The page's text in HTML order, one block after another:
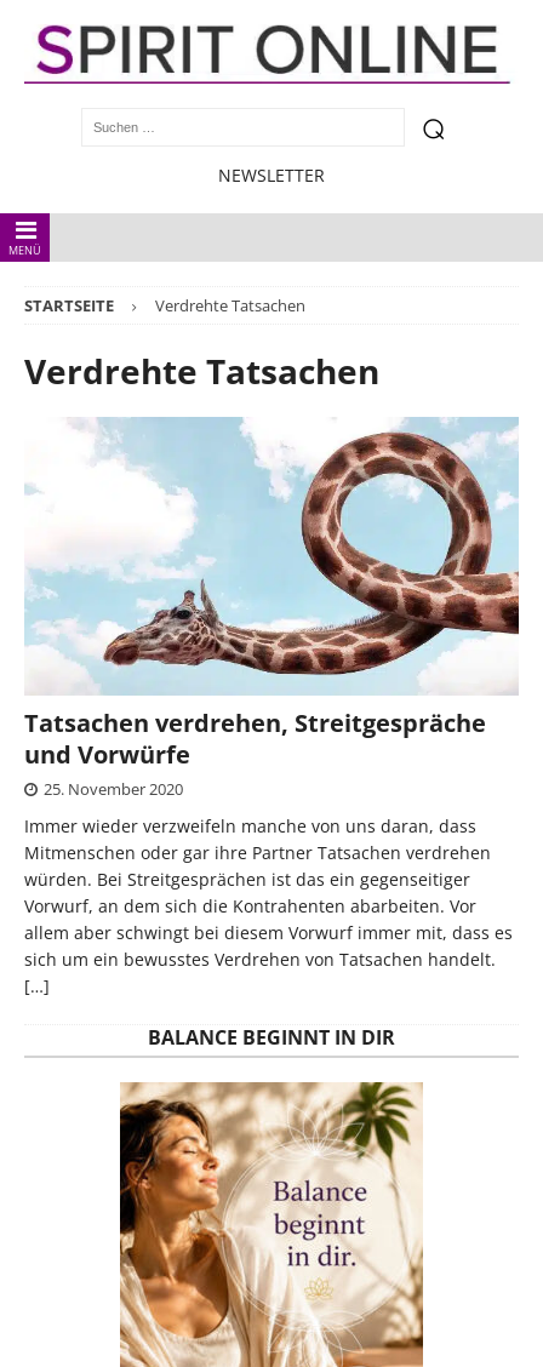
NEWSLETTER
MENÜ
STARTSEITE Verdrehte Tatsachen
Verdrehte Tatsachen
Tatsachen verdrehen, Streitgespräche
und Vorwürfe
25. November 2020
Immer wieder verzweifeln manche von uns daran, dass
Mitmenschen oder gar ihre Partner Tatsachen verdrehen
würden. Bei Streitgesprächen ist das ein gegenseitiger
Vorwurf, an dem sich die Kontrahenten abarbeiten. Vor
allem aber schwingt bei diesem Vorwurf immer mit, dass es
sich um ein bewusstes Verdrehen von Tatsachen handelt.
[…]
BALANCE BEGINNT IN DIR